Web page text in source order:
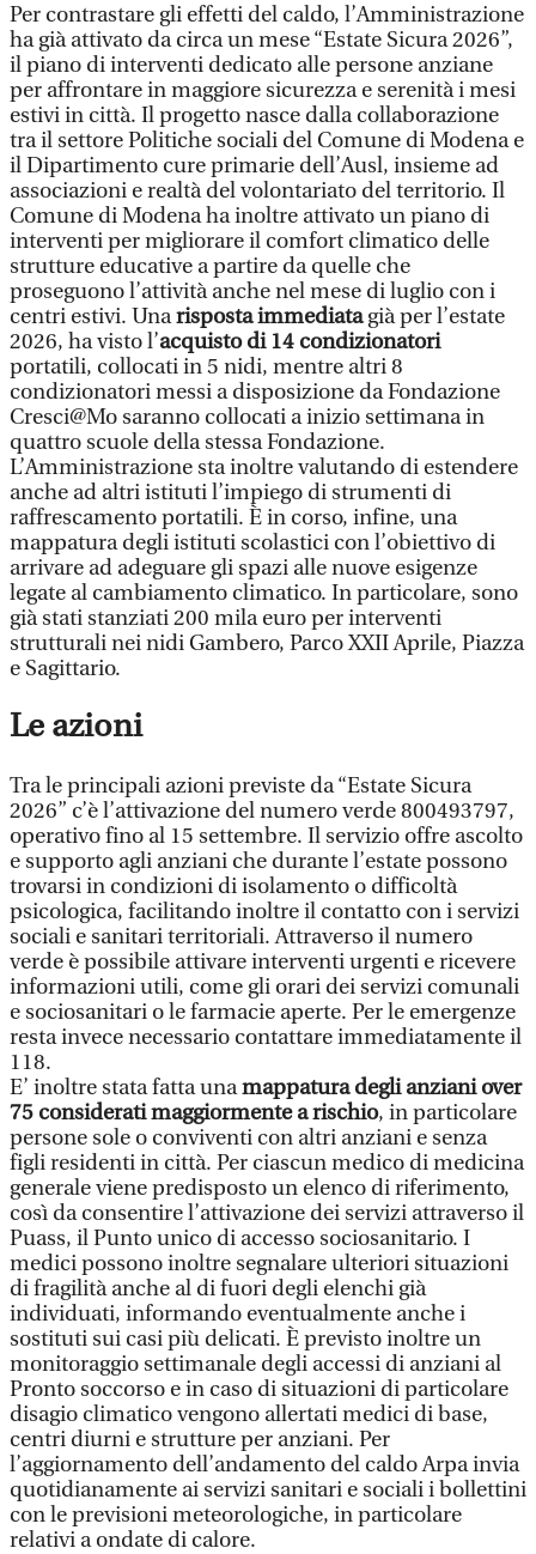
Per contrastare gli effetti del caldo, l’Amministrazione
ha già attivato da circa un mese “Estate Sicura 2026”,
il piano di interventi dedicato alle persone anziane
per affrontare in maggiore sicurezza e serenità i mesi
estivi in città. Il progetto nasce dalla collaborazione
tra il settore Politiche sociali del Comune di Modena e
il Dipartimento cure primarie dell’Ausl, insieme ad
associazioni e realtà del volontariato del territorio. Il
Comune di Modena ha inoltre attivato un piano di
interventi per migliorare il comfort climatico delle
strutture educative a partire da quelle che
proseguono l’attività anche nel mese di luglio con i
centri estivi. Unarisposta immediatagià per l’estate
2026, ha visto l’acquisto di 14 condizionatori
portatili, collocati in 5 nidi, mentre altri 8
condizionatori messi a disposizione da Fondazione
Cresci@Mo saranno collocati a inizio settimana in
quattro scuole della stessa Fondazione.
L’Amministrazione sta inoltre valutando di estendere
anche ad altri istituti l’impiego di strumenti di
raffrescamento portatili. È in corso, infine, una
mappatura degli istituti scolastici con l’obiettivo di
arrivare ad adeguare gli spazi alle nuove esigenze
legate al cambiamento climatico. In particolare, sono
già stati stanziati 200 mila euro per interventi
strutturali nei nidi Gambero, Parco XXII Aprile, Piazza
e Sagittario.
Le azioni
Tra le principali azioni previste da “Estate Sicura
2026” c’è l’attivazione del numero verde 800493797,
operativo fino al 15 settembre. Il servizio offre ascolto
e supporto agli anziani che durante l’estate possono
trovarsi in condizioni di isolamento o difficoltà
psicologica, facilitando inoltre il contatto con i servizi
sociali e sanitari territoriali. Attraverso il numero
verde è possibile attivare interventi urgenti e ricevere
informazioni utili, come gli orari dei servizi comunali
e sociosanitari o le farmacie aperte. Per le emergenze
resta invece necessario contattare immediatamente il
118.
E’ inoltre stata fatta unamappatura degli anziani over
75 considerati maggiormente a rischio, in particolare
persone sole o conviventi con altri anziani e senza
figli residenti in città. Per ciascun medico di medicina
generale viene predisposto un elenco di riferimento,
così da consentire l’attivazione dei servizi attraverso il
Puass, il Punto unico di accesso sociosanitario. I
medici possono inoltre segnalare ulteriori situazioni
di fragilità anche al di fuori degli elenchi già
individuati, informando eventualmente anche i
sostituti sui casi più delicati. È previsto inoltre un
monitoraggio settimanale degli accessi di anziani al
Pronto soccorso e in caso di situazioni di particolare
disagio climatico vengono allertati medici di base,
centri diurni e strutture per anziani. Per
l’aggiornamento dell’andamento del caldo Arpa invia
quotidianamente ai servizi sanitari e sociali i bollettini
con le previsioni meteorologiche, in particolare
relativi a ondate di calore.